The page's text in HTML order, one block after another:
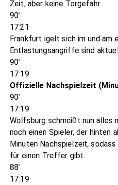
Zeit, aber keine Torgefahr.
90'
17:21
Frankfurt igelt sich im und am
Entlastungsangriffe sind
90'
17:19
Offizielle Nachspielzeit
90'
17:19
Wolfsburg schmeißt nun alles
noch einen Spieler, der hinten
Minuten Nachspielzeit,
für einen Treffer gibt.
88'
17:19